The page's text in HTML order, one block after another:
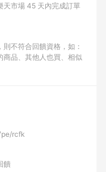
天市場 45 天內完成訂單
不符合回饋資格，如：
商品、其他人也買、相似
rcfk
饋